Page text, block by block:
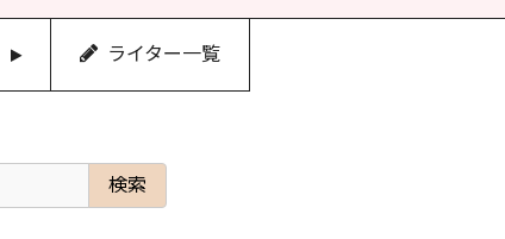
ライター一覧